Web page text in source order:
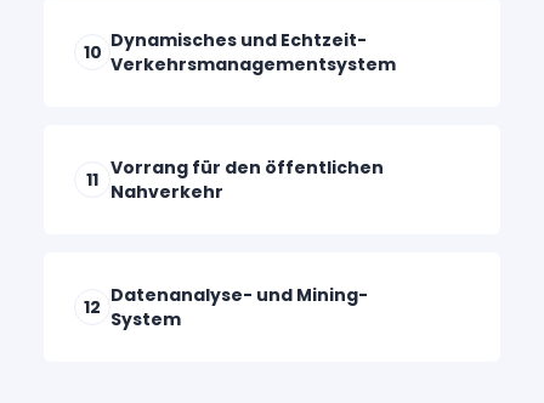
10 Dynamisches und Echtzeit-
Verkehrsmanagementsystem
11 Vorrang für den öffentlichen
Nahverkehr
12 Datenanalyse- und Mining-
System